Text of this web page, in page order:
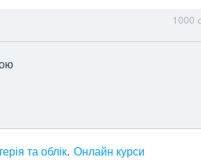
1000
та облік Онлайн курси